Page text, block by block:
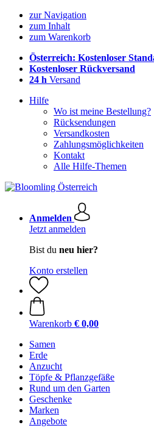
zur Navigation
zum Inhalt
zum Warenkorb
Österreich: Kostenloser
Kostenloser Rückversand
24 h Versand
Hilfe
Wo ist meine Bestellung?
Rücksendungen
Versandkosten
Zahlungsmöglichkeiten
Kontakt
Alle Hilfe-Themen
Anmelden
Jetzt anmelden
Bist du neu hier?
Konto erstellen
Warenkorb € 0,00
Samen
Erde
Anzucht
Töpfe & Pflanzgefäße
Rund um den Garten
Geschenke
Marken
Angebote